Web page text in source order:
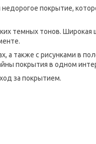
недорогое покрытие,
темных тонов. Широкая
а также с рисунками в
покрытия в одном
за покрытием.